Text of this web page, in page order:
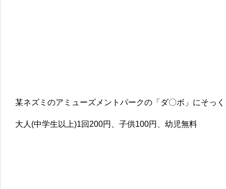
某ネズミのアミューズメントパークの「ダ〇ボ」にそっ
大人(中学生以上)1回200円、子供100円、幼児無料